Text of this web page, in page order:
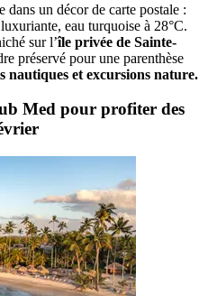
dans un décor de carte postale :
eau turquoise à 28°C.
sur l’île privée de Sainte-
préservé pour une parenthèse
nautiques et excursions nature.
Med pour profiter des